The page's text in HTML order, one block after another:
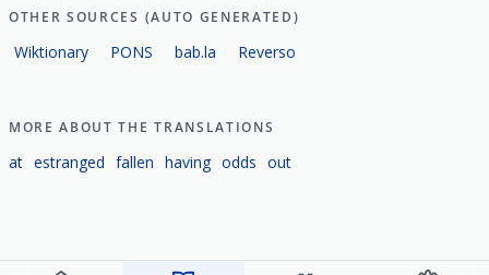
show all
OTHER SOURCES (AUTO GENERATED)
Wiktionary PONS bab.la Reverso
MORE ABOUT THE TRANSLATIONS
at estranged fallen having odds out